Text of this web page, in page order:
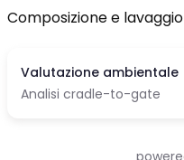
Composizione e lavaggio